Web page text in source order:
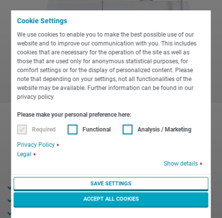
Cookie Settings
We use cookies to enable you to make the best possible use of our
website and to improve our communication with you. This includes
cookies that are necessary for the operation of the site as well as
those that are used only for anonymous statistical purposes, for
comfort settings or for the display of personalized content. Please
note that depending on your settings, not all functionalities of the
website may be available. Further information can be found in our
privacy policy.
Please make your personal preference here:
Required Functional Analysis / Marketing
Privacy Policy
Legal
Show details
SAVE SETTINGS
ACCEPT ALL COOKIES
最高转速 10000转/分钟